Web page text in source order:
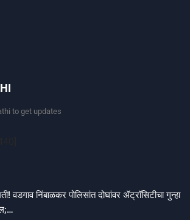
to get updates
वडगाव निंबाळकर पोलिसांत दोघांवर ॲट्रॉसिटीचा गुन्हा